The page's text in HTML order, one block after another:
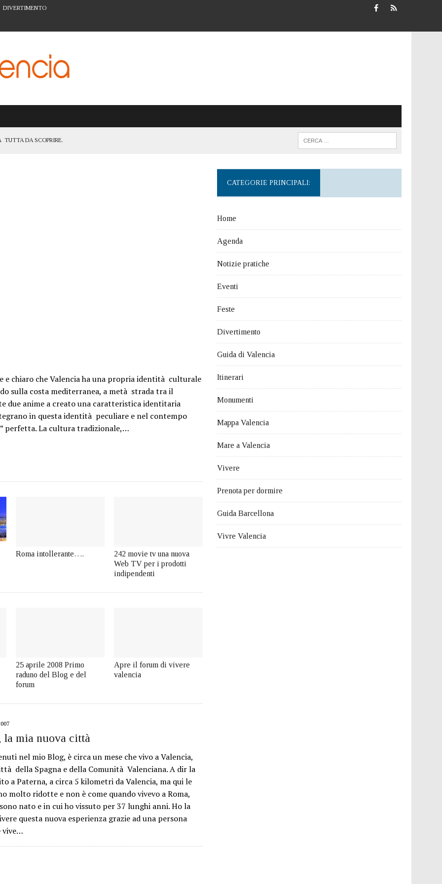
DIVERTIMENTO
DA SCOPRIRE.
URBANA DEL BARRIO DEL CARMEN
DA VISITARE
IN MODO EFFICACE
FARE VOLONTARIATO A VALENCIA
DI LAVORO PER ITALIANI
IL TUO TIROCINIO ALL’ESTERO
2017
chiaro che Valencia ha una propria identità culturale
sulla costa mediterranea, a metà strada tra il
due anime a creato una caratteristica identitaria
in questa identità peculiare e nel contempo
perfetta. La cultura tradizionale,…
Roma intollerante….
242 movie tv una nuova
Web TV per i prodotti
indipendenti
25 aprile 2008 Primo
raduno del Blog e del
forum
Apre il forum di vivere
valencia
la mia nuova città
nel mio Blog, è circa un mese che vivo a Valencia,
della Spagna e della Comunità Valenciana. A dir la
a Paterna, a circa 5 kilometri da Valencia, ma qui le
molto ridotte e non è come quando vivevo a Roma,
nato e in cui ho vissuto per 37 lunghi anni. Ho la
questa nuova esperienza grazie ad una persona
vive…
CATEGORIE PRINCIPALI:
Home
Agenda
Notizie pratiche
Eventi
Feste
Divertimento
Guida di Valencia
Itinerari
Monumenti
Mappa Valencia
Mare a Valencia
Vivere
Prenota per dormire
Guida Barcellona
Vivre Valencia